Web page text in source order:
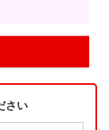
さい